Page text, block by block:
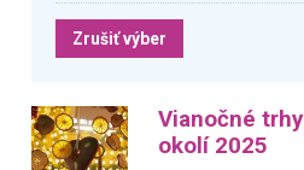
Zrušiť výber
Vianočné
okolí 2025